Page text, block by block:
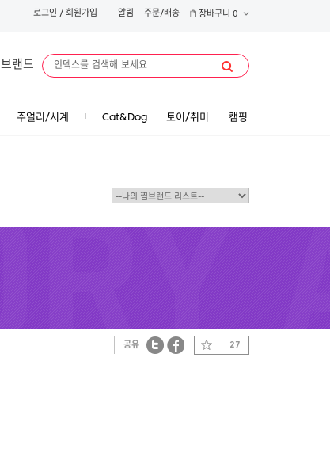
로그인 / 회원가입 알림 주문/배송 장바구니 0
브랜드
주얼리/시계 Cat&Dog 토이/취미 캠핑
공유 27